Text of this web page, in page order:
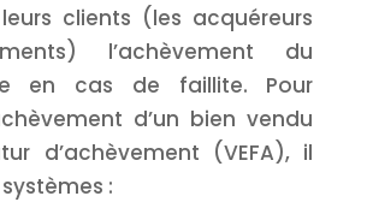
clients (les acquéreurs
l’achèvement du
en cas de faillite. Pour
d’un bien vendu
d’achèvement (VEFA), il
: